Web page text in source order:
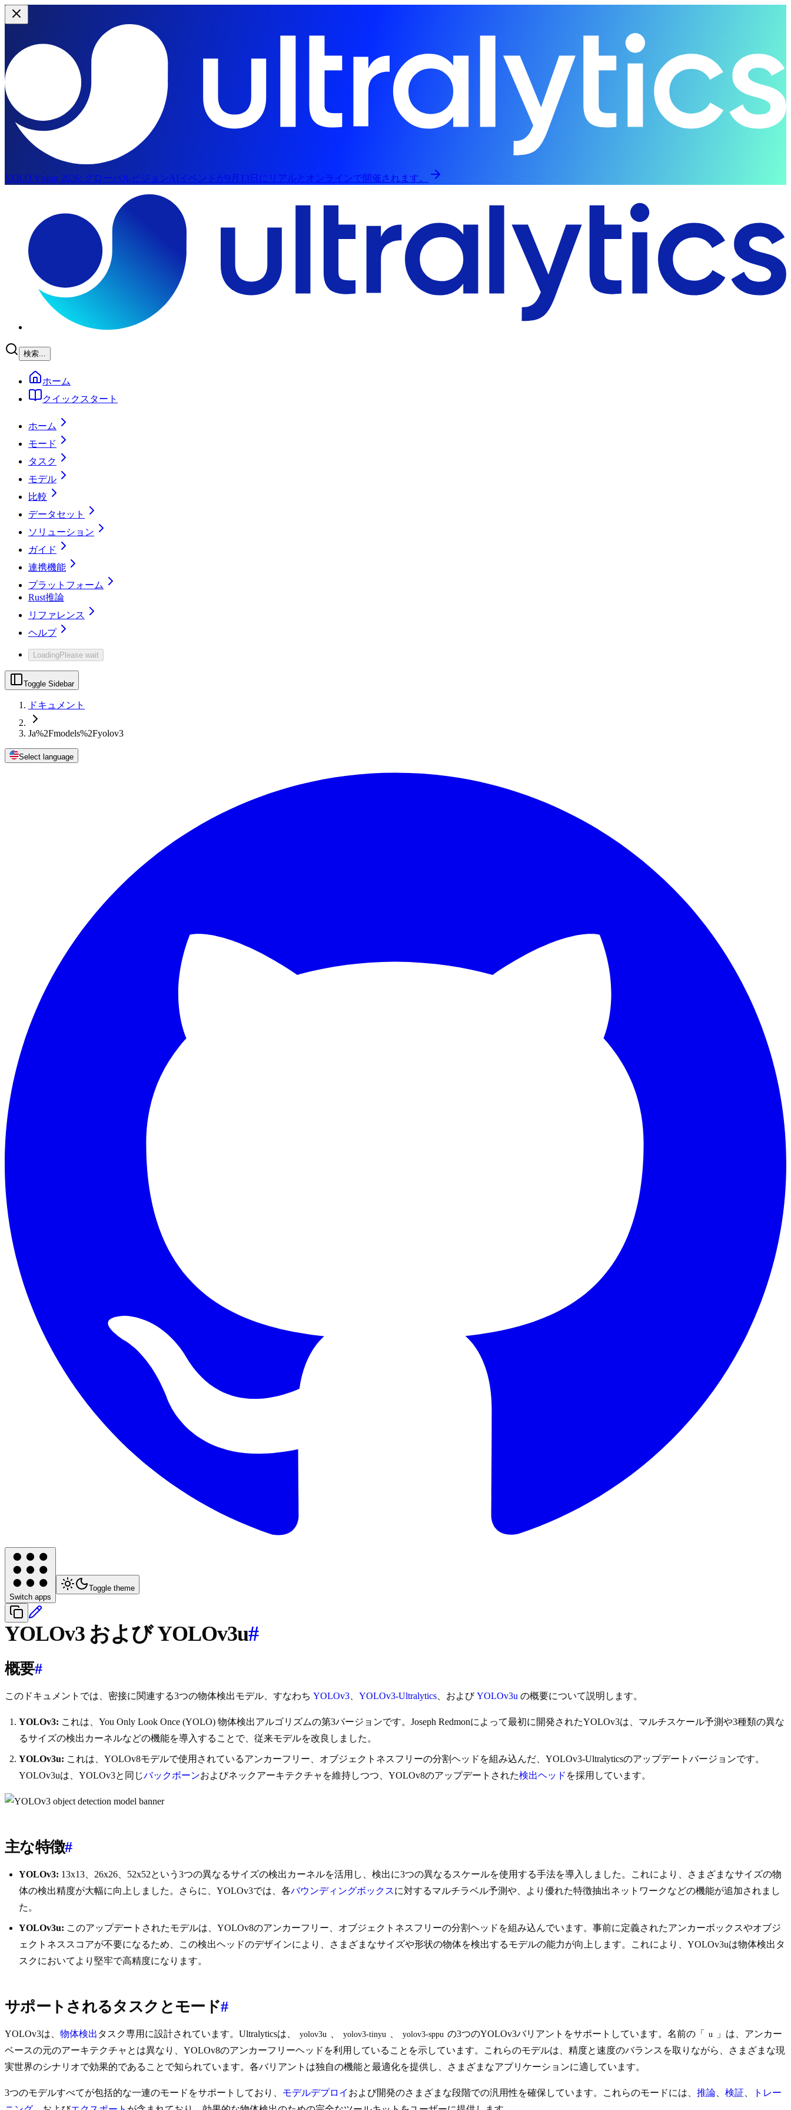
YOLO Vision 2026: グローバルビジョンAIイベントが9月13日にリアルとオンラインで開催されます。
検索...
ホーム
クイックスタート
ホーム
モード
タスク
モデル
比較
データセット
ソリューション
ガイド
連携機能
プラットフォーム
Rust推論
リファレンス
ヘルプ
LoadingPlease wait
Toggle Sidebar
ドキュメント
Ja%2Fmodels%2Fyolov3
Select language
Switch apps
Toggle theme
YOLOv3 および YOLOv3u#
概要#
このドキュメントでは、密接に関連する3つの物体検出モデル、すなわち YOLOv3 YOLOv3-Ultralytics 、およびYOLOv3u の概要について説明します。
YOLOv3: これは、You Only Look Once (YOLO) 物体検出アルゴリズムの第3バージョンです。Joseph Redmonによって最初に開発されたYOLOv3は、マルチスケール予測や3種類の異な
るサイズの検出カーネルなどの機能を導入することで、従来モデルを改良しました。
YOLOv3u: これは、YOLOv8モデルで使用されているアンカーフリー、オブジェクトネスフリーの分割ヘッドを組み込んだ、YOLOv3-Ultralyticsのアップデートバージョンです。
YOLOv3uは、YOLOv3と同じバックボーンおよびネックアーキテクチャを維持しつつ、YOLOv8のアップデートされた検出ヘッド を採用しています。
主な特徴#
YOLOv3: 13x13、26x26、52x52という3つの異なるサイズの検出カーネルを活用し、検出に3つの異なるスケールを使用する手法を導入しました。これにより、さまざまなサイズの物
体の検出精度が大幅に向上しました。さらに、YOLOv3では、各バウンディングボックスに対するマルチラベル予測や、より優れた特徴抽出ネットワークなどの機能が追加されまし
た。
YOLOv3u: このアップデートされたモデルは、YOLOv8のアンカーフリー、オブジェクトネスフリーの分割ヘッドを組み込んでいます。事前に定義されたアンカーボックスやオブジ
ェクトネススコアが不要になるため、この検出ヘッドのデザインにより、さまざまなサイズや形状の物体を検出するモデルの能力が向上します。これにより、YOLOv3uは物体検出タ
スクにおいてより堅牢で高精度になります。
サポートされるタスクとモード#
YOLOv3は、 物体検出 タスク専用に設計されています。Ultralyticsは、 yolov3u 、 yolov3-tinyu 、 yolov3-sppu の3つのYOLOv3バリアントをサポートしています。名前の「 u
」は、アンカー
ベースの元のアーキテクチャとは異なり、YOLOv8のアンカーフリーヘッドを利用していることを示しています。これらのモデルは、精度と速度のバランスを取りながら、さまざまな現
実世界のシナリオで効果的であることで知られています。各バリアントは独自の機能と最適化を提供し、さまざまなアプリケーションに適しています。
3つのモデルすべてが包括的な一連のモードをサポートしており、 モデルデプロイ および開発のさまざまな段階での汎用性を確保しています。これらのモードには、 推論、 検証、
トレー